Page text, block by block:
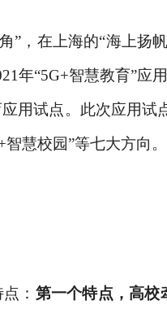
”，在上海的“海上扬
年“5G+智慧教育”应
用试点。此次应用试
慧校园”等七大方向。
： 第一个特点，高校